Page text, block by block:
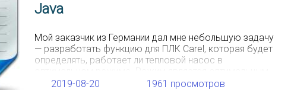
Java
Мой заказчик из Германии дал мне небольшую задачу
— разработать функцию для ПЛК Carel, которая будет
определять, работает ли тепловой насос в
оптимальном режиме. Режим является оптимальным,
когда температуры конденсации и испарения
2019-08-20 1961 просмотров